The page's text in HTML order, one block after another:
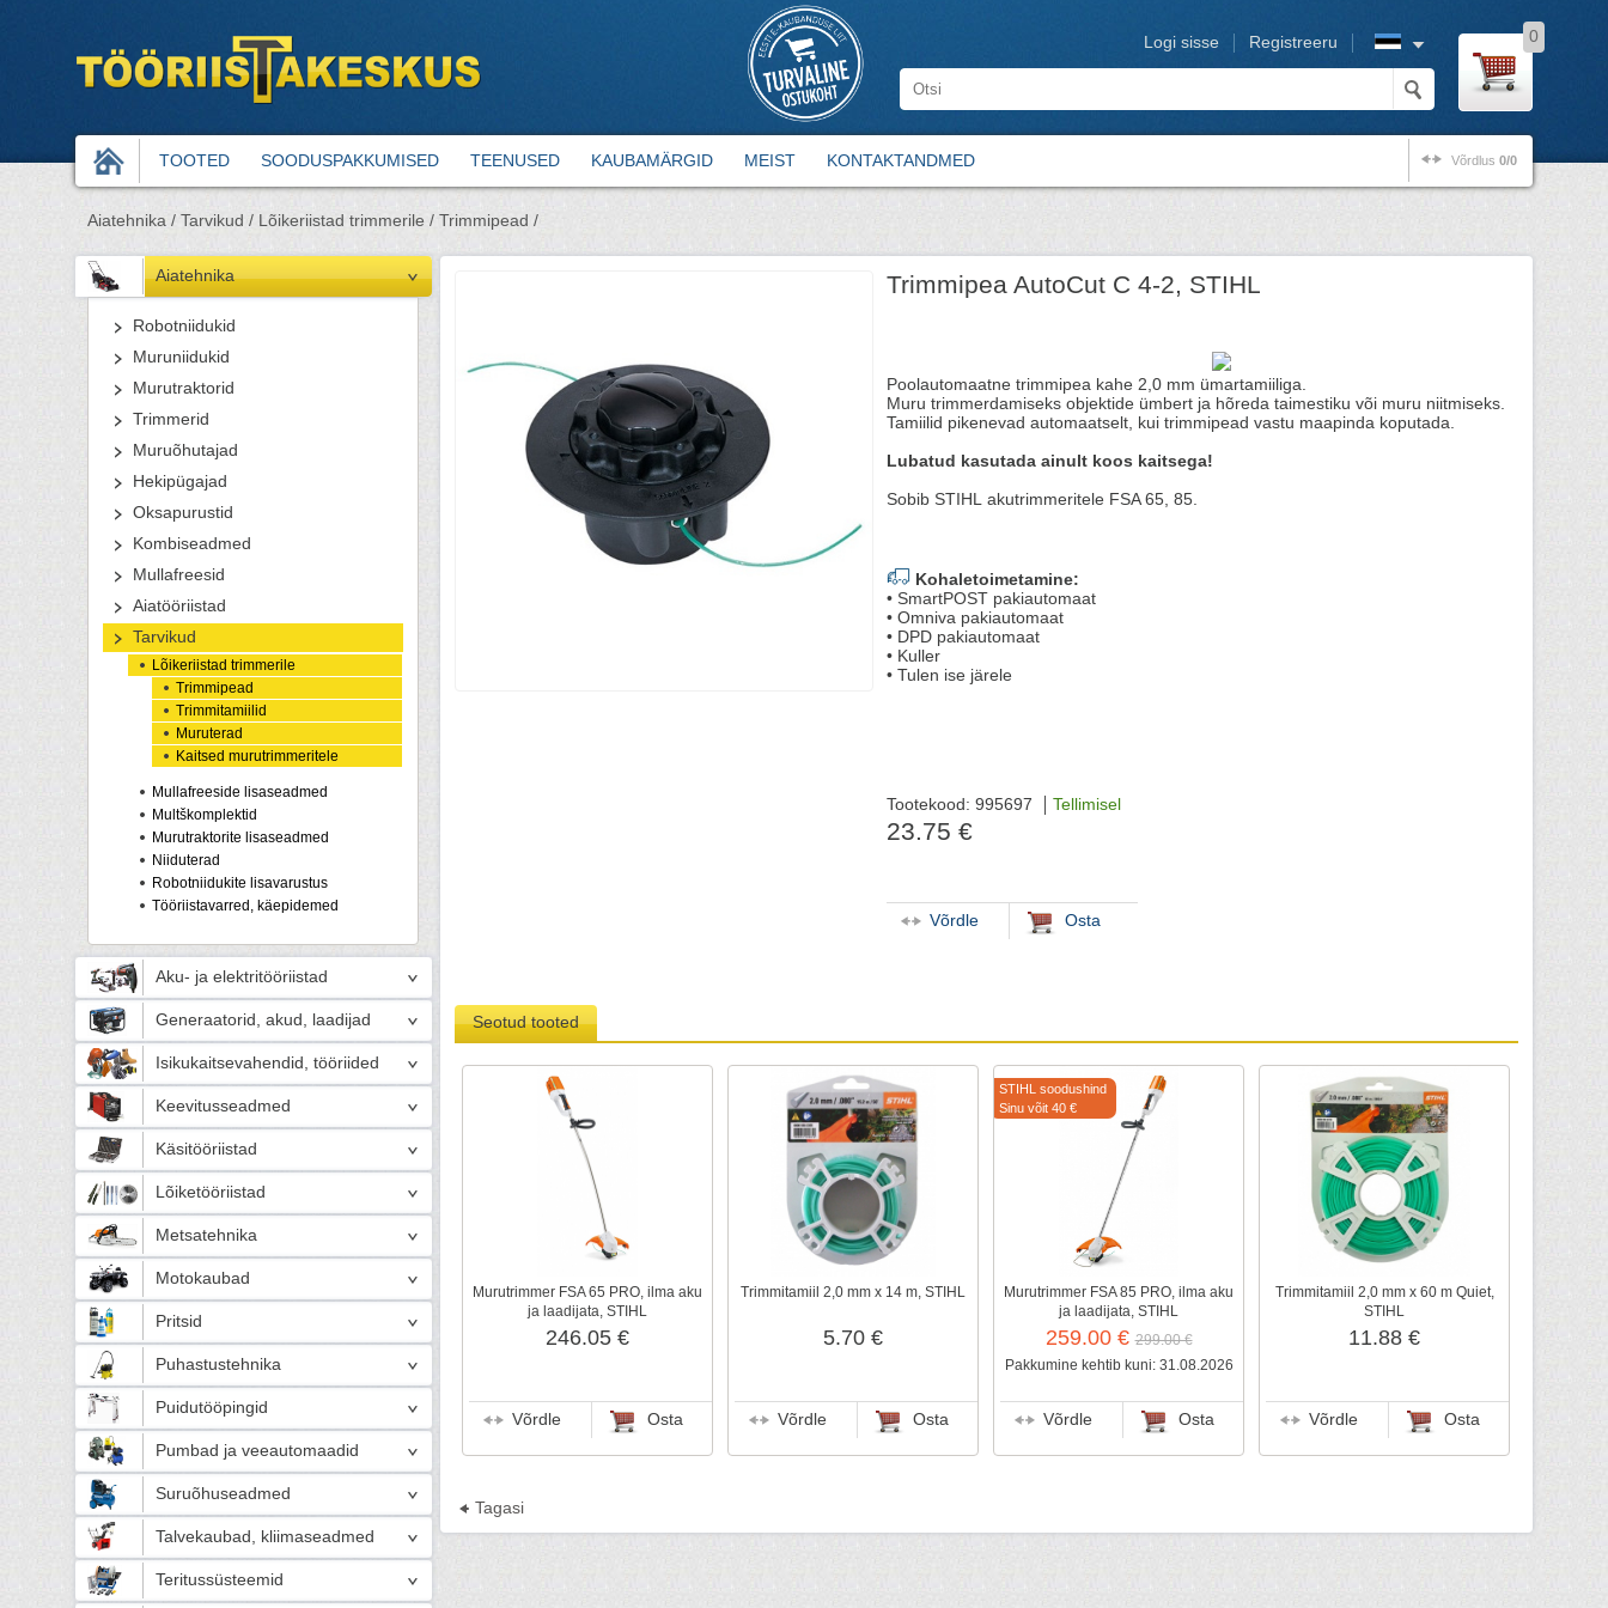
Registreeru
Logi sisse 0
TOOTED SOODUSPAKKUMISED TEENUSED KAUBAMÄRGID MEIST KONTAKTANDMED Võrdlus 0/0
Aiatehnika / Tarvikud / Lõikeriistad trimmerile / Trimmipead /
Aiatehnika
Robotniidukid
Muruniidukid
Murutraktorid
Trimmerid
Muruõhutajad
Hekipügajad
Oksapurustid
Kombiseadmed
Mullafreesid
Aiatööriistad
Tarvikud
Lõikeriistad trimmerile
Trimmipead
Trimmitamiilid
Muruterad
Kaitsed murutrimmeritele
Mullafreeside lisaseadmed
Multškomplektid
Murutraktorite lisaseadmed
Niiduterad
Robotniidukite lisavarustus
Tööriistavarred, käepidemed
Aku- ja elektritööriistad
Generaatorid, akud, laadijad
Isikukaitsevahendid, tööriided
Keevitusseadmed
Käsitööriistad
Lõiketööriistad
Metsatehnika
Motokaubad
Pritsid
Puhastustehnika
Puidutööpingid
Pumbad ja veeautomaadid
Suruõhuseadmed
Talvekaubad, kliimaseadmed
Teritussüsteemid
Trimmipea AutoCut C 4-2, STIHL
Poolautomaatne trimmipea kahe 2,0 mm ümartamiiliga.
Muru trimmerdamiseks objektide ümbert ja hõreda taimestiku või muru niitmiseks.
Tamiilid pikenevad automaatselt, kui trimmipead vastu maapinda koputada.
Lubatud kasutada ainult koos kaitsega!
Sobib STIHL akutrimmeritele FSA 65, 85.
Kohaletoimetamine:
• SmartPOST pakiautomaat
• Omniva pakiautomaat
• DPD pakiautomaat
• Kuller
• Tulen ise järele
Tootekood: 995697 Tellimisel
23.75 €
Võrdle Osta
Seotud tooted
Murutrimmer FSA 65 PRO, ilma aku
ja laadijata, STIHL
246.05 €
Võrdle Osta
Trimmitamiil 2,0 mm x 14 m, STIHL
5.70 €
Võrdle Osta
STIHL soodushind
Sinu võit 40 €
Murutrimmer FSA 85 PRO, ilma aku
ja laadijata, STIHL
259.00 €299.00 €
Pakkumine kehtib kuni: 31.08.2026
Võrdle Osta
Trimmitamiil 2,0 mm x 60 m Quiet,
STIHL
11.88 €
Võrdle Osta
Tagasi